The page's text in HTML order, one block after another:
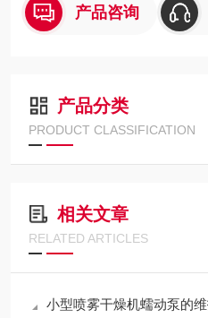
产品咨询
产品分类
PRODUCT CLASSIFICATION
相关文章
RELATED ARTICLES
小型喷雾干燥机蠕动泵的